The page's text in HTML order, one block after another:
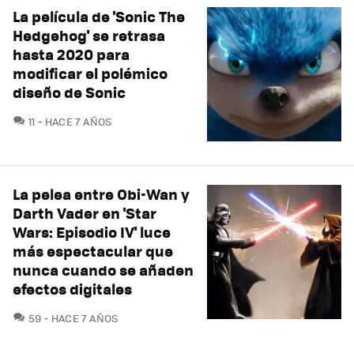
La película de 'Sonic The
Hedgehog' se retrasa
hasta 2020 para
modificar el polémico
diseño de Sonic
11 COMENTARIOS
HACE 7 AÑOS
La pelea entre Obi-Wan y
Darth Vader en 'Star
Wars: Episodio IV' luce
más espectacular que
nunca cuando se añaden
efectos digitales
59 COMENTARIOS
HACE 7 AÑOS